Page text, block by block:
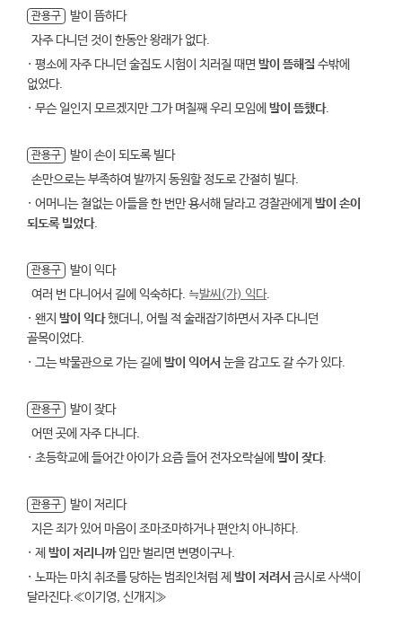
관용구
발이 뜸하다
자주 다니던 것이 한동안 왕래가 없다.
· 평소에 자주 다니던 술집도 시험이 치러질 때면 발이 뜸해질 수밖에
없었다.
· 무슨 일인지 모르겠지만 그가 며칠째 우리 모임에 발이 뜸했다.
관용구
발이 손이 되도록 빌다
손만으로는 부족하여 발까지 동원할 정도로 간절히 빌다.
· 어머니는 철없는 아들을 한 번만 용서해 달라고 경찰관에게 발이 손이
되도록 빌었다.
관용구
발이 익다
여러 번 다니어서 길에 익숙하다. ≒발씨(가) 익다.
· 왠지 발이 익다했더니, 어릴 적 술래잡기하면서 자주 다니던
골목이었다.
· 그는 박물관으로 가는 길에 발이 익어서 눈을 감고도 갈 수가 있다.
관용구
발이 잦다
어떤 곳에 자주 다니다.
· 초등학교에 들어간 아이가 요즘 들어 전자오락실에 발이 잦다.
관용구
발이 저리다
지은 죄가 있어 마음이 조마조마하거나 편안치 아니하다.
· 제 발이 저리니까입만 벌리면 변명이구나.
· 노파는 마치 취조를 당하는 범죄인처럼 제 발이 저려서 금시로 사색이
달라진다.≪이기영, 신개지≫